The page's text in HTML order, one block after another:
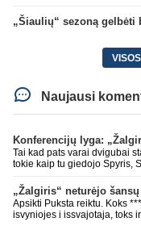
„Šiaulių“ sezoną gelbėti
Naujausi
Tai kad pats varai dvigubai
tokie kaip tu giedojo Spyris,
daug didesnis. Tfu ant tokių.
„Žalgiris“ neturėjo
Apsikti Puksta reiktu. Koks
isvyniojes i issvajotaja, toks